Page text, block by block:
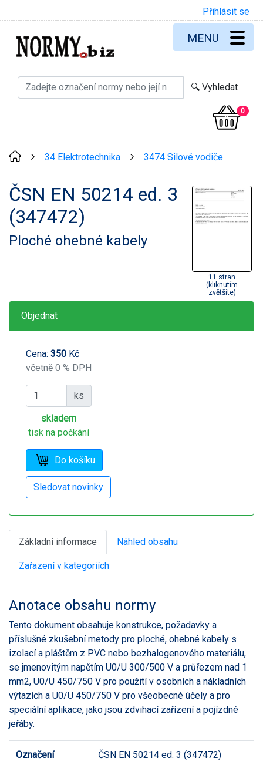
Přihlásit se
0
MENU
34 Elektrotechnika 3474 Silové vodiče
ČSN EN 50214 ed. 3
(347472)
Ploché ohebné kabely
11 stran
(kliknutím
zvětšíte)
Objednat
Cena: 350 Kč
včetně 0 % DPH
ks
skladem
tisk na počkání
Základní informace Náhled obsahu
Zařazení v kategoriích
Anotace obsahu normy
Tento dokument obsahuje konstrukce, požadavky a
příslušné zkušební metody pro ploché, ohebné kabely s
izolací a pláštěm z PVC nebo bezhalogenového materiálu,
se jmenovitým napětím U0/U 300/500 V a průřezem nad 1
mm2, U0/U 450/750 V pro použití v osobních a nákladních
výtazích a U0/U 450/750 V pro všeobecné účely a pro
speciální aplikace, jako jsou zdvihací zařízení a pojízdné
jeřáby.
Označení ČSN EN 50214 ed. 3 (347472)